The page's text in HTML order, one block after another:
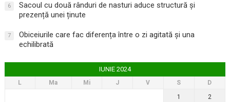
6
Sacoul cu două rânduri de nasturi aduce structură și
prezență unei ținute
7
Obiceiurile care fac diferența între o zi agitată și una
echilibrată
IUNIE 2024
L Ma Mi J V S
D
1
2